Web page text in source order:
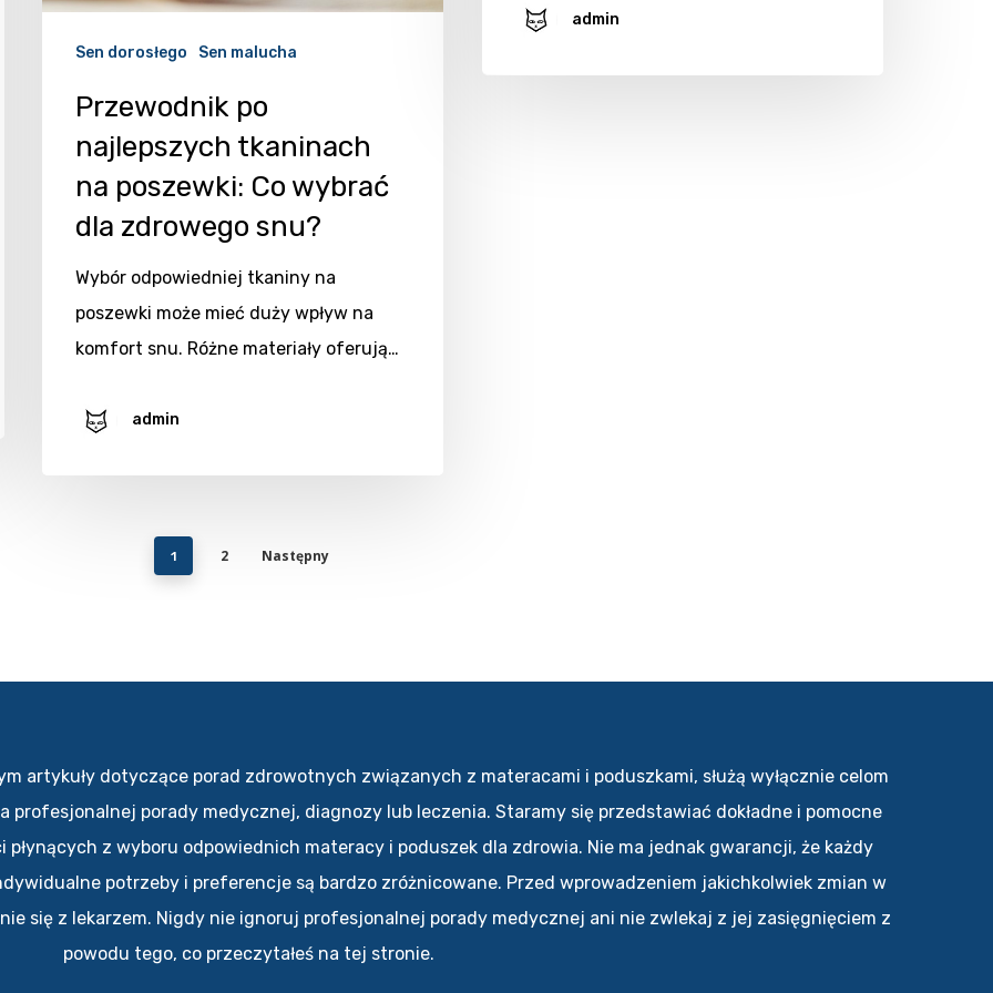
admin
Sen dorosłego
Sen malucha
Przewodnik po
najlepszych tkaninach
na poszewki: Co wybrać
dla zdrowego snu?
Wybór odpowiedniej tkaniny na
poszewki może mieć duży wpływ na
komfort snu. Różne materiały oferują…
admin
1 2 Następny
artykuły dotyczące porad zdrowotnych związanych z materacami i poduszkami, służą wyłącznie celom
profesjonalnej porady medycznej, diagnozy lub leczenia. Staramy się przedstawiać dokładne i pomocne
z wyboru odpowiednich materacy i poduszek dla zdrowia. Nie ma jednak gwarancji, że każdy
potrzeby i preferencje są bardzo zróżnicowane. Przed wprowadzeniem jakichkolwiek zmian w
się z lekarzem. Nigdy nie ignoruj profesjonalnej porady medycznej ani nie zwlekaj z jej zasięgnięciem z
powodu tego, co przeczytałeś na tej stronie.